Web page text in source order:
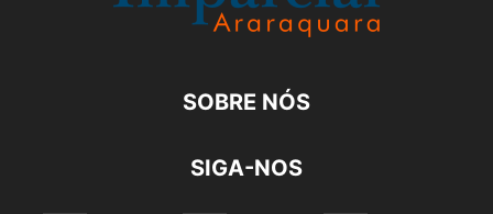
SOBRE NÓS
SIGA-NOS